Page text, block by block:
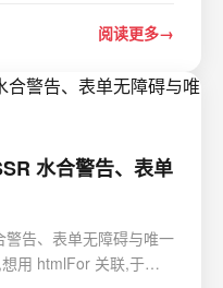
es/Essentials 你是
阅读更多
水合警告、表单
告、表单无障碍与唯一
用 htmlFor 关联,于是